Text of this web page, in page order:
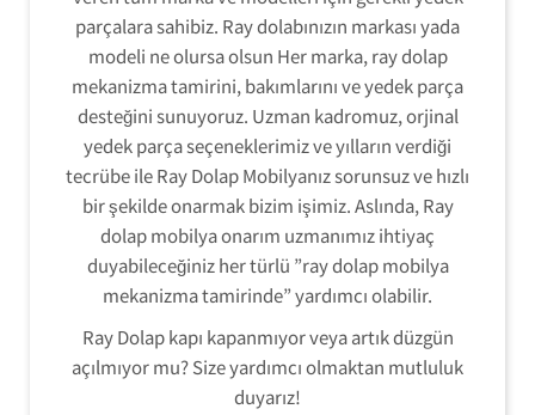
parçalara sahibiz. Ray dolabınızın markası yada
modeli ne olursa olsun Her marka, ray dolap
mekanizma tamirini, bakımlarını ve yedek parça
desteğini sunuyoruz. Uzman kadromuz, orjinal
yedek parça seçeneklerimiz ve yılların verdiği
tecrübe ile Ray Dolap Mobilyanız sorunsuz ve hızlı
bir şekilde onarmak bizim işimiz. Aslında, Ray
dolap mobilya onarım uzmanımız ihtiyaç
duyabileceğiniz her türlü ”ray dolap mobilya
mekanizma tamirinde” yardımcı olabilir.
Ray Dolap kapı kapanmıyor veya artık düzgün
açılmıyor mu? Size yardımcı olmaktan mutluluk
duyarız!